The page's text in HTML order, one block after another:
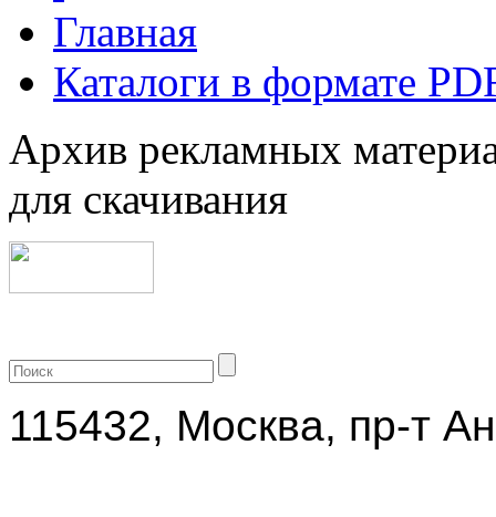
Главная
Каталоги в формате
Архив рекламных
для скачивания
115432, Москва, пр-т